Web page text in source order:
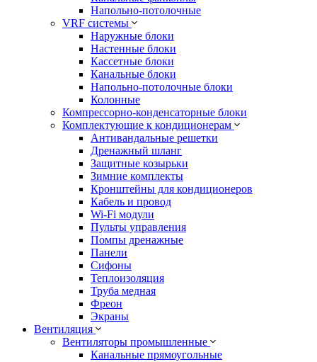
Напольно-потолочные
VRF системы
Наружные блоки
Настенные блоки
Кассетные блоки
Канальные блоки
Напольно-потолочные блоки
Колонные
Компрессорно-конденсаторные блоки
Комплектующие к кондиционерам
Антивандальные решетки
Дренажный шланг
Защитные козырьки
Зимние комплекты
Кронштейны для кондиционеров
Кабель и провод
Wi-Fi модули
Пульты управления
Помпы дренажные
Панели
Сифоны
Теплоизоляция
Труба медная
Фреон
Экраны
Вентиляция
Вентиляторы промышленные
Канальные прямоугольные